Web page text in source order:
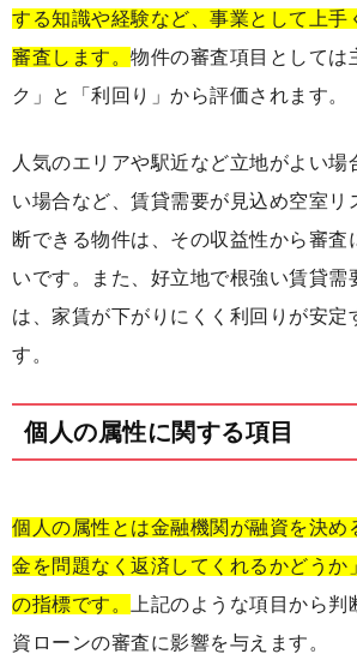
する知識や経験など、事業として上手
審査します。 物件の審査項目としては
ク」と「利回り」から評価されます。
人気のエリアや駅近など立地がよい場
い場合など、賃貸需要が見込め空室リ
断できる物件は、その収益性から審査
いです。また、好立地で根強い賃貸需
は、家賃が下がりにくく利回りが安定
す。
個人の属性に関する項目
個人の属性とは金融機関が融資を決め
金を問題なく返済してくれるかどうか
の指標です。
上記のような項目から
資ローンの審査に影響を与えます。